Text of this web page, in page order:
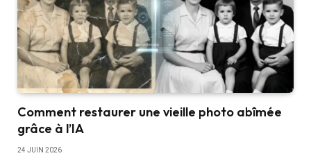
Comment restaurer une vieille photo abîmée
grâce à l’IA
24 JUIN 2026